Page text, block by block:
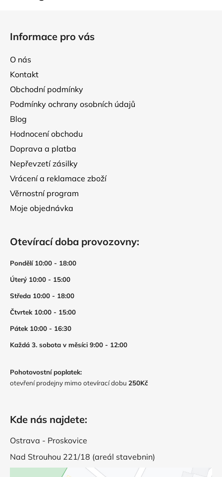
Informace pro vás
O nás
Kontakt
Obchodní podmínky
Podmínky ochrany osobních údajů
Blog
Hodnocení obchodu
Doprava a platba
Nepřevzetí zásilky
Vrácení a reklamace zboží
Věrnostní program
Moje objednávka
Otevírací doba provozovny:
Pondělí 10:00 - 18:00
Úterý 10:00 - 15:00
Středa 10:00 - 18:00
Čtvrtek 10:00 - 15:00
Pátek 10:00 - 16:30
Každá 3. sobota v měsíci 9:00 - 12:00
Pohotovostní poplatek:
otevření prodejny mimo otevírací dobu 250Kč
Kde nás najdete:
Ostrava - Proskovice
Nad Strouhou 221/18 (areál stavebnin)